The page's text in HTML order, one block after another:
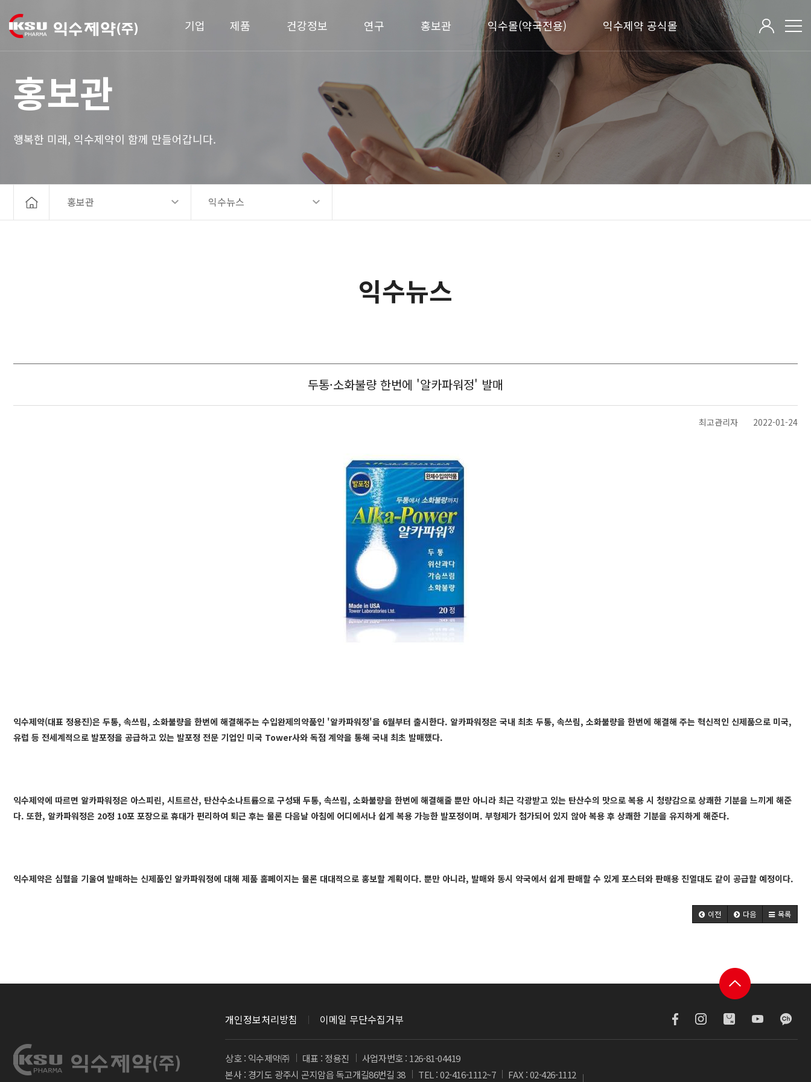
기업 제품 건강정보 연구 홍보관 익수몰(약국전용) 익수제약 공식몰
홍보관
행복한 미래, 익수제약이 함께 만들어갑니다.
홍보관 익수뉴스
익수뉴스
두통·소화불량 한번에 '알카파워정' 발매
최고관리자 2022-01-24
익수제약(대표 정용진)은 두통, 속쓰림, 소화불량을 한번에 해결해주는 수입완제의약품인 '알카파워정'을 6월부터 출시한다. 알카파워정은 국내 최초 두통, 속쓰림, 소화불량을 한번에 해결해 주는 혁신적인 신제품으로 미국,
유럽 등 전세계적으로 발포정을 공급하고 있는 발포정 전문 기업인 미국 Tower사와 독점 계약을 통해 국내 최초 발매했다.
익수제약에 따르면 알카파워정은 아스피린, 시트르산, 탄산수소나트륨으로 구성돼 두통, 속쓰림, 소화불량을 한번에 해결해줄 뿐만 아니라 최근 각광받고 있는 탄산수의 맛으로 복용 시 청량감으로 상쾌한 기분을 느끼게 해준
다. 또한, 알카파워정은 20정 10포 포장으로 휴대가 편리하여 퇴근 후는 물론 다음날 아침에 어디에서나 쉽게 복용 가능한 발포정이며. 부형제가 첨가되어 있지 않아 복용 후 상쾌한 기분을 유지하게 해준다.
익수제약은 심혈을 기울여 발매하는 신제품인 알카파워정에 대해 제품 홈페이지는 물론 대대적으로 홍보할 계획이다. 뿐만 아니라, 발매와 동시 약국에서 쉽게 판매할 수 있게 포스터와 판매용 진열대도 같이 공급할 예정이다.
이전 다음 목록
개인정보처리방침 이메일 무단수집거부
상호 : 익수제약㈜ 대표 : 정용진
사업자번호 : 126-81-04419
본사 : 경기도 광주시 곤지암읍 독고개길86번길 38
TEL : 02-416-1112~7 FAX : 02-426-1112